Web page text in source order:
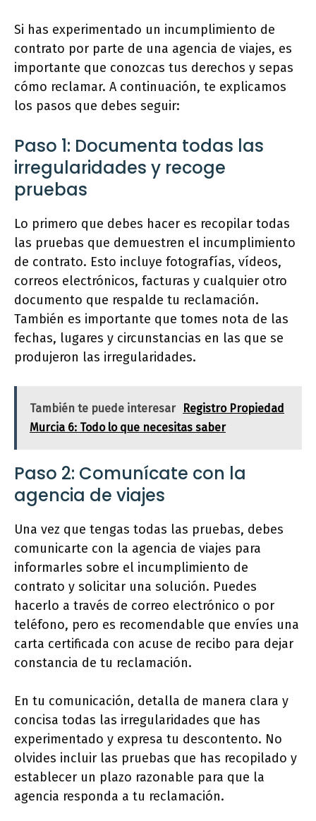
Si has experimentado un incumplimiento de
contrato por parte de una agencia de viajes, es
importante que conozcas tus derechos y sepas
cómo reclamar. A continuación, te explicamos
los pasos que debes seguir:
Paso 1: Documenta todas las
irregularidades y recoge
pruebas
Lo primero que debes hacer es recopilar todas
las pruebas que demuestren el incumplimiento
de contrato. Esto incluye fotografías, vídeos,
correos electrónicos, facturas y cualquier otro
documento que respalde tu reclamación.
También es importante que tomes nota de las
fechas, lugares y circunstancias en las que se
produjeron las irregularidades.
También te puede interesar
Registro Propiedad
Murcia 6: Todo lo que necesitas saber
Paso 2: Comunícate con la
agencia de viajes
Una vez que tengas todas las pruebas, debes
comunicarte con la agencia de viajes para
informarles sobre el incumplimiento de
contrato y solicitar una solución. Puedes
hacerlo a través de correo electrónico o por
teléfono, pero es recomendable que envíes una
carta certificada con acuse de recibo para dejar
constancia de tu reclamación.
En tu comunicación, detalla de manera clara y
concisa todas las irregularidades que has
experimentado y expresa tu descontento. No
olvides incluir las pruebas que has recopilado y
establecer un plazo razonable para que la
agencia responda a tu reclamación.